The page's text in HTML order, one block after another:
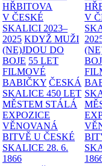
HŘBITOVA
V ČESKÉ
SKALICI 2023–
2025 KDYŽ MUŽI
(NE)JDOU DO
BOJE 55 LET
FILMOVÉ
BABIČKY ČESKÁ
SKALICE 450 LET
MĚSTEM STÁLÁ
EXPOZICE
VĚNOVANÁ
BITVĚ U ČESKÉ
SKALICE 28. 6.
1866
V